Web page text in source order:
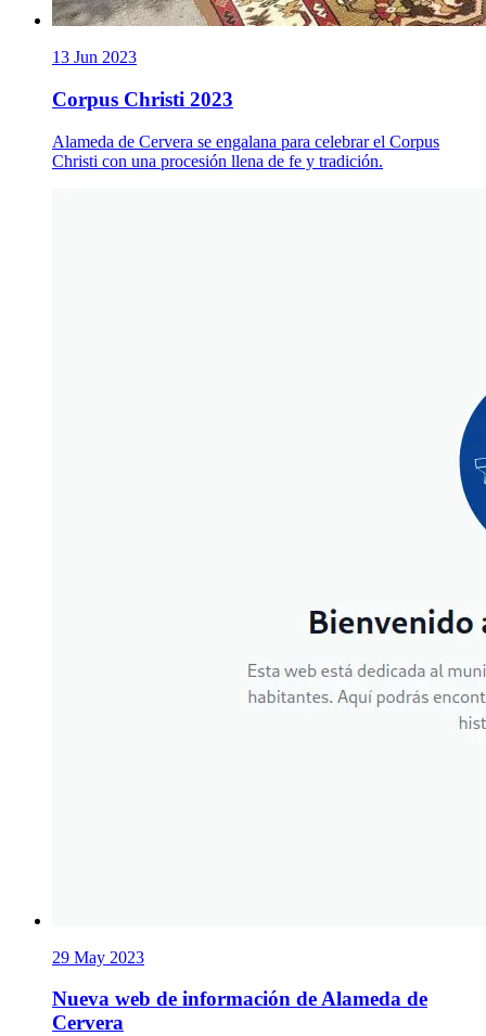
13 Jun 2023
Corpus Christi 2023
Alameda de Cervera se engalana para celebrar el Corpus
Christi con una procesión llena de fe y tradición.
29 May 2023
Nueva web de información de Alameda de
Cervera